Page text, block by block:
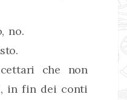
no.
che non
in fin dei conti